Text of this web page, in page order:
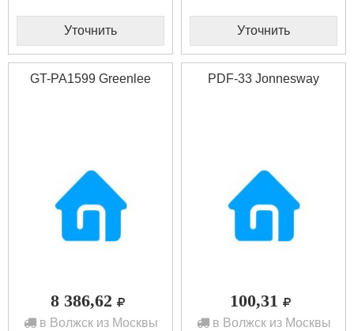
Уточнить Уточнить
GT-PA1599 Greenlee
8 386,62
в Волжск из Москвы
PDF-33 Jonnesway
100,31
в Волжск из Москвы